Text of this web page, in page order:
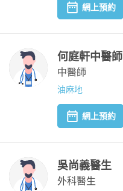
網上預約
何庭軒中醫師
中醫師
油麻地
網上預約
吳尚義醫生
外科醫生